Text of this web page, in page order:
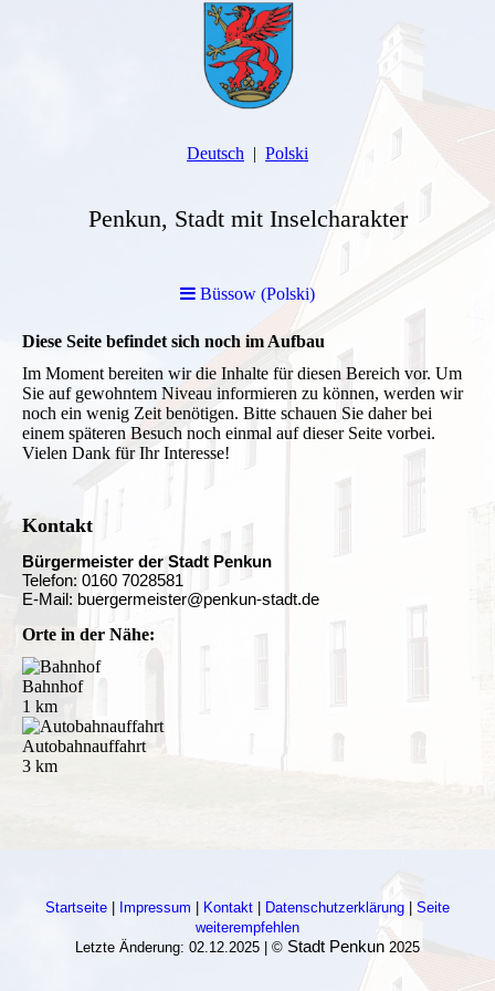
Deutsch Polski
Penkun, Stadt mit Inselcharakter
Büssow (Polski)
Diese Seite befindet sich noch im Aufbau
Im Moment bereiten wir die Inhalte für diesen Bereich vor. Um
Sie auf gewohntem Niveau informieren zu können, werden wir
noch ein wenig Zeit benötigen. Bitte schauen Sie daher bei
einem späteren Besuch noch einmal auf dieser Seite vorbei.
Vielen Dank für Ihr Interesse!
Kontakt
Bürgermeister der Stadt Penkun
Telefon: 0160 7028581
E-Mail: buergermeister@penkun-stadt.de
Orte in der Nähe:
Bahnhof
1 km
Autobahnauffahrt
3 km
Startseite Impressum Kontakt Datenschutzerklärung
Seite
weiterempfehlen
Letzte Änderung: 02.12.2025 | © Stadt Penkun 2025